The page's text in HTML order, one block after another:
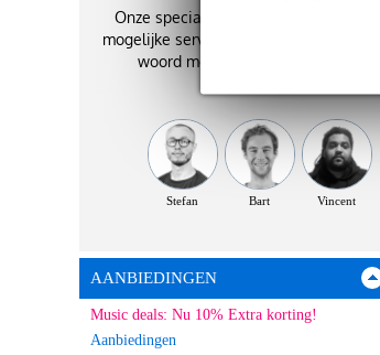
Onze specialisten geven je de best
mogelijke service. Zij staan je graag te
woord met het beste advies!
Stefan Bart Vincent
AANBIEDINGEN
Music deals: Nu 10% Extra korting!
Aanbiedingen